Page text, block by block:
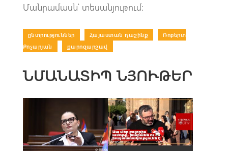
Մանրամասն՝ տեսանյութում։
ընտրություններ Հայաստան դաշինք
Ռոբերտ
Քոչարյան
քարոզարշավ
ՆՄԱՆԱՏԻՊ ՆՅՈՒԹԵՐ